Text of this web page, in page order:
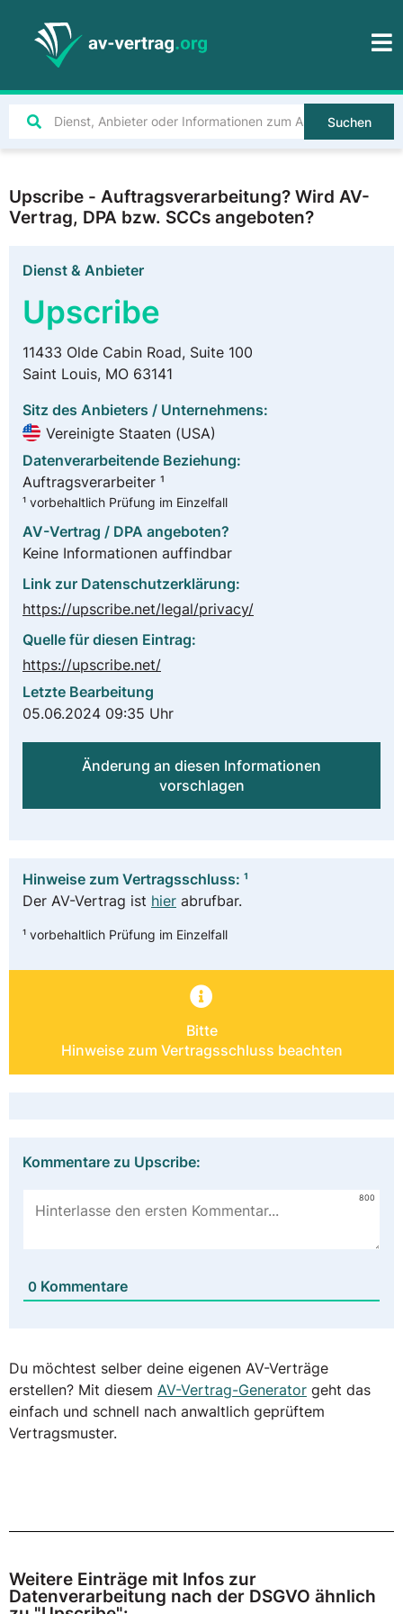
Suchen
Upscribe - Auftragsverarbeitung? Wird AV-
Vertrag, DPA bzw. SCCs angeboten?
Dienst & Anbieter
Upscribe
11433 Olde Cabin Road, Suite 100
Saint Louis, MO 63141
Sitz des Anbieters / Unternehmens:
Vereinigte Staaten (USA)
Datenverarbeitende Beziehung:
Auftragsverarbeiter ¹
¹ vorbehaltlich Prüfung im Einzelfall
AV-Vertrag / DPA angeboten?
Keine Informationen auffindbar
Link zur Datenschutzerklärung:
https://upscribe.net/legal/privacy/
Quelle für diesen Eintrag:
https://upscribe.net/
Letzte Bearbeitung
05.06.2024 09:35 Uhr
Änderung an diesen Informationen
vorschlagen
Hinweise zum Vertragsschluss: ¹
Der AV-Vertrag ist hier abrufbar.
¹ vorbehaltlich Prüfung im Einzelfall
Bitte
Hinweise zum Vertragsschluss beachten
Kommentare zu Upscribe:
800
0 Kommentare
Du möchtest selber deine eigenen AV-Verträge
erstellen? Mit diesem AV-Vertrag-Generator geht das
einfach und schnell nach anwaltlich geprüftem
Vertragsmuster.
Weitere Einträge mit Infos zur
Datenverarbeitung nach der DSGVO ähnlich